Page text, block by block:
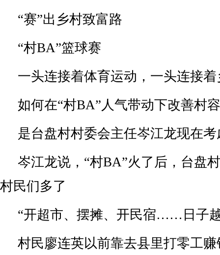
“赛”出乡村致富路
“村BA”篮球赛
一头连接着体育运动，一头连接
如何在“村BA”人气带动下改善村
是台盘村村委会主任岑江龙现在
岑江龙说，“村BA”火了后，台盘
村民们多了
“开超市、摆摊、开民宿……日子
村民廖连英以前靠去县里打零工赚